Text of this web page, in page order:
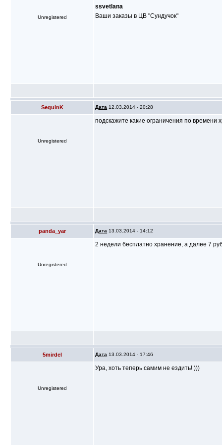
Unregistered
ssvetlana
Ваши заказы в ЦВ "Сундучок"
SequinK Дата 12.03.2014 - 20:28
Unregistered
подскажите какие ограничения по времени
panda_yar Дата 13.03.2014 - 14:12
Unregistered
2 недели бесплатно хранение, а далее 7
5mirdel Дата 13.03.2014 - 17:46
Unregistered
Ура, хоть теперь самим не ездить! )))